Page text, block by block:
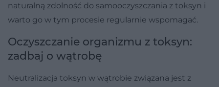
naturalną zdolność do samooczyszczania z toksyn i
warto go w tym procesie regularnie wspomagać.
Oczyszczanie organizmu z toksyn:
zadbaj o wątrobę
Neutralizacja toksyn w wątrobie związana jest z